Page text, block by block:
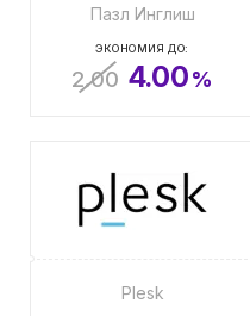
Пазл Инглиш
ЭКОНОМИЯ ДО:
2.00 4.00%
Plesk